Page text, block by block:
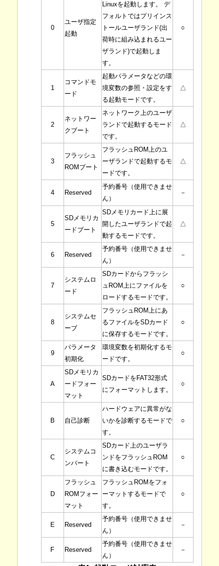
0
ユーザ指定
起動
Linuxを起動します。 デ
フォルトではプリインス
トールユーザランド(出
荷時に組み込まれるユー
ザランド)で起動しま
す。
○
1
コマンドモ
ード
起動パラメータなどの環
境変数の参照・設定をす
る起動モードです。
△
2
ネットワー
クブート
ネットワーク上のユーザ
ランドで起動するモード
です。
△
3
フラッシュ
ROMブート
フラッシュROM上のユ
ーザランドで起動するモ
ードです。
△
4 Reserved
予約番号（使用できませ
ん）
－
5
SDメモリカ
ードブート
SDメモリカード上に展
開したユーザランドで起
動するモードです。
△
6 Reserved
予約番号（使用できませ
ん）
－
7
システムロ
ード
SDカードからフラッシ
ュROM上にファイルを
ロードするモードです。
○
8
システムセ
ーブ
フラッシュROM上にあ
るファイルをSDカード
に保存するモードです。
○
9
パラメータ
初期化
環境変数を初期化するモ
ードです。
○
A
SDメモリカ
ードフォー
マット
SDカードをFAT32形式
にフォーマットします。
○
B 自己診断
ハードウェアに異常がな
いかを診断するモードで
す。
○
C
システムコ
ンバート
SDカード上のユーザラ
ンドをフラッシュROM
に書き込むモードです。
○
D
フラッシュ
ROMフォー
マット
フラッシュROMをフォ
ーマットするモードで
す。
○
E Reserved
予約番号（使用できませ
ん）
－
F Reserved
予約番号（使用できませ
ん）
－